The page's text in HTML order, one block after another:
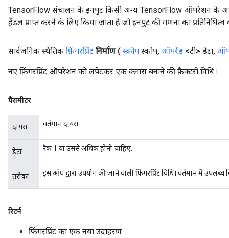
TensorFlow संचालन के इनपुट किसी अन्य TensorFlow ऑपरेशन के
हैंडल प्राप्त करने के लिए किया जाता है जो इनपुट की गणना का प्रतिनिधित्व
सार्वजनिक स्थैतिक फ़िंगरप्रिंट निर्माण ( स्कोप स्कोप, ऑपरेंड <टी> डेटा,
नए फ़िंगरप्रिंट ऑपरेशन को लपेटकर एक क्लास बनाने की फ़ैक्टरी विधि।
पैरामीटर
दायरा वर्तमान दायरा
डेटा रैंक 1 या उससे अधिक होनी चाहिए.
तरीका इस ऑप द्वारा उपयोग की जाने वाली फ़िंगरप्रिंट विधि। वर्तमान में उपलब्ध
रिटर्न
फ़िंगरप्रिंट का एक नया उदाहरण